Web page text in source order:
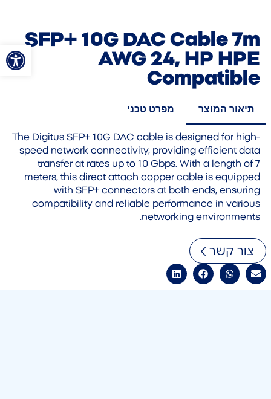
פתחSFP+ 10G DAC Cable 7m
AWG 24, HP HPE
Compatible
תיאור המוצר מפרט טכני
The Digitus SFP+ 10G DAC cable is designed for high-
speed network connectivity, providing efficient data
transfer at rates up to 10 Gbps. With a length of 7
meters, this direct attach copper cable is equipped
with SFP+ connectors at both ends, ensuring
compatibility and reliable performance in various
networking environments.
צור קשר